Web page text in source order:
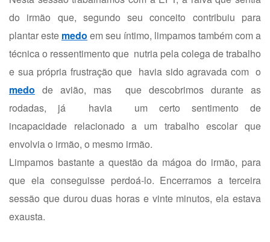
do irmão que, segundo seu conceito contribuiu para
plantar este medo em seu íntimo, limpamos também com a
técnica o ressentimento que nutria pela colega de trabalho
e sua própria frustração que havia sido agravada com o
medo de avião, mas que descobrimos durante as
rodadas, já havia um certo sentimento de
incapacidade relacionado a um trabalho escolar que
envolvia o irmão, o mesmo irmão.
Limpamos bastante a questão da mágoa do irmão, para
que ela conseguisse perdoá-lo. Encerramos a terceira
sessão que durou duas horas e vinte minutos, ela estava
exausta.